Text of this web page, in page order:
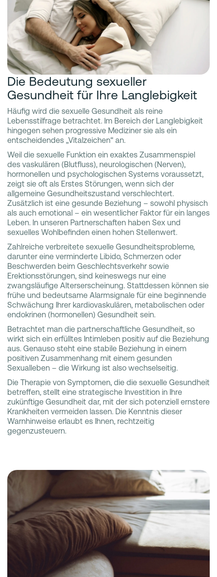
Die Bedeutung sexueller
Gesundheit für Ihre Langlebigkeit
Häufig wird die sexuelle Gesundheit als reine
Lebensstilfrage betrachtet. Im Bereich der Langlebigkeit
hingegen sehen progressive Mediziner sie als ein
entscheidendes „Vitalzeichen“ an.
Weil die sexuelle Funktion ein exaktes Zusammenspiel
des vaskulären (Blutfluss), neurologischen (Nerven),
hormonellen und psychologischen Systems voraussetzt,
zeigt sie oft als Erstes Störungen, wenn sich der
allgemeine Gesundheitszustand verschlechtert.
Zusätzlich ist eine gesunde Beziehung – sowohl physisch
als auch emotional – ein wesentlicher Faktor für ein langes
Leben. In unseren Partnerschaften haben Sex und
sexuelles Wohlbefinden einen hohen Stellenwert.
Zahlreiche verbreitete sexuelle Gesundheitsprobleme,
darunter eine verminderte Libido, Schmerzen oder
Beschwerden beim Geschlechtsverkehr sowie
Erektionsstörungen, sind keineswegs nur eine
zwangsläufige Alterserscheinung. Stattdessen können sie
frühe und bedeutsame Alarmsignale für eine beginnende
Schwächung Ihrer kardiovaskulären, metabolischen oder
endokrinen (hormonellen) Gesundheit sein.
Betrachtet man die partnerschaftliche Gesundheit, so
wirkt sich ein erfülltes Intimleben positiv auf die Beziehung
aus. Genauso steht eine stabile Beziehung in einem
positiven Zusammenhang mit einem gesunden
Sexualleben – die Wirkung ist also wechselseitig.
Die Therapie von Symptomen, die die sexuelle Gesundheit
betreffen, stellt eine strategische Investition in Ihre
zukünftige Gesundheit dar, mit der sich potenziell ernstere
Krankheiten vermeiden lassen. Die Kenntnis dieser
Warnhinweise erlaubt es Ihnen, rechtzeitig
gegenzusteuern.